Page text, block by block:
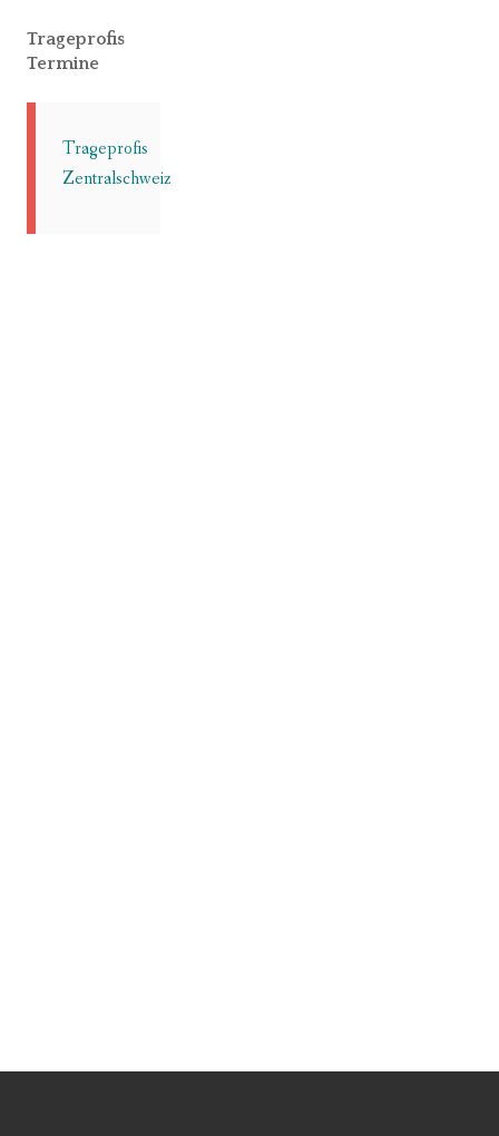
Trageprofis
Termine
Trageprofis
Zentralschweiz